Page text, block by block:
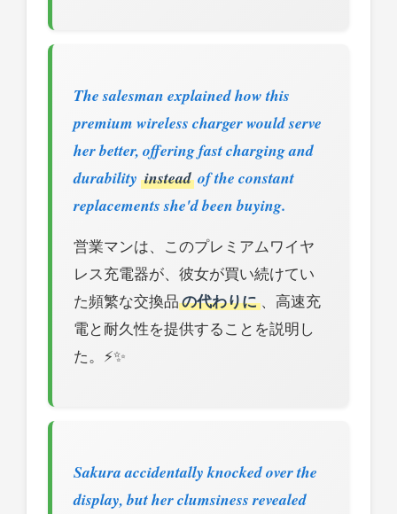
The salesman explained how this
premium wireless charger would serve
her better, offering fast charging and
durability instead of the constant
replacements she'd been buying.
営業マンは、このプレミアムワイヤ
レス充電器が、彼女が買い続けてい
た頻繁な交換品 の代わりに、高速充
電と耐久性を提供することを説明し
た。⚡✨
Sakura accidentally knocked over the
display, but her clumsiness revealed